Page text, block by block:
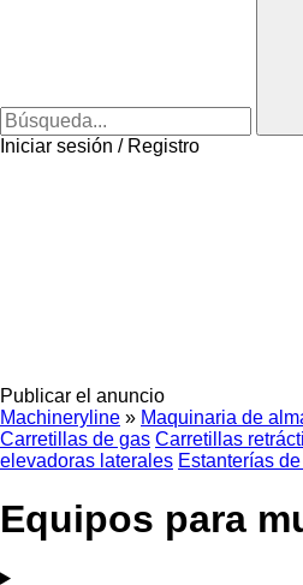
Iniciar sesión / Registro
Publicar el anuncio
Machineryline » Maquinaria de
Carretillas de gas Carretillas
elevadoras laterales Estanterías
Equipos para